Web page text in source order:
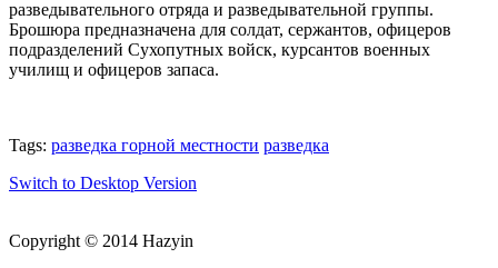
разведывательного отряда и разведывательной группы.
Брошюра предназначена для солдат, сержантов, офицеров
подразделений Сухопутных войск, курсантов военных
училищ и офицеров запаса.
Tags: разведка горной местности разведка
Switch to Desktop Version
Copyright © 2014 Hazyin